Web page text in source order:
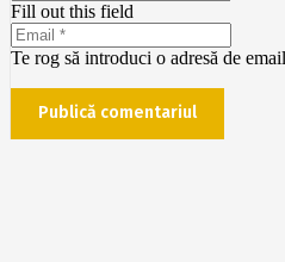
Fill out this field
Te rog să introduci o adresă de
Publică comentariul